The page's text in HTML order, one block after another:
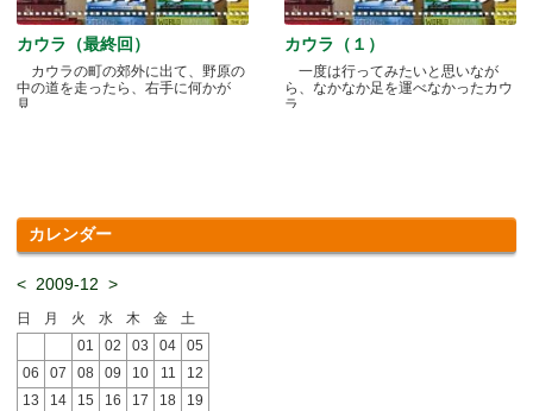
カウラ（最終回）
カウラの町の郊外に出て、野原の
中の道を走ったら、右手に何かが
見.....
カウラ（１）
一度は行ってみたいと思いなが
ら、なかなか足を運べなかったカウ
ラ.....
カレンダー
< 2009-12 >
日 月 火 水 木 金
土
01
02 03 04
05
06
07 08 09 10 11
12
13
14 15 16 17 18
19